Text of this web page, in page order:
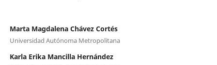
Marta Magdalena Chávez Cortés
Universidad Autónoma Metropolitana
Karla Erika Mancilla Hernández